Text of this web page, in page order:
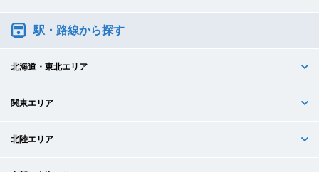
駅・路線から探す
北海道・東北エリア
関東エリア
北陸エリア